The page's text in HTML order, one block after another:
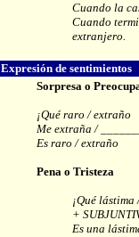
Cuando la
Cuando
extranjero.
Expresión de sentimientos
Sorpresa o
¡Qué raro / extraño
Me extraña /
Es raro / extraño
Pena o Tristeza
¡Qué
+
Es una